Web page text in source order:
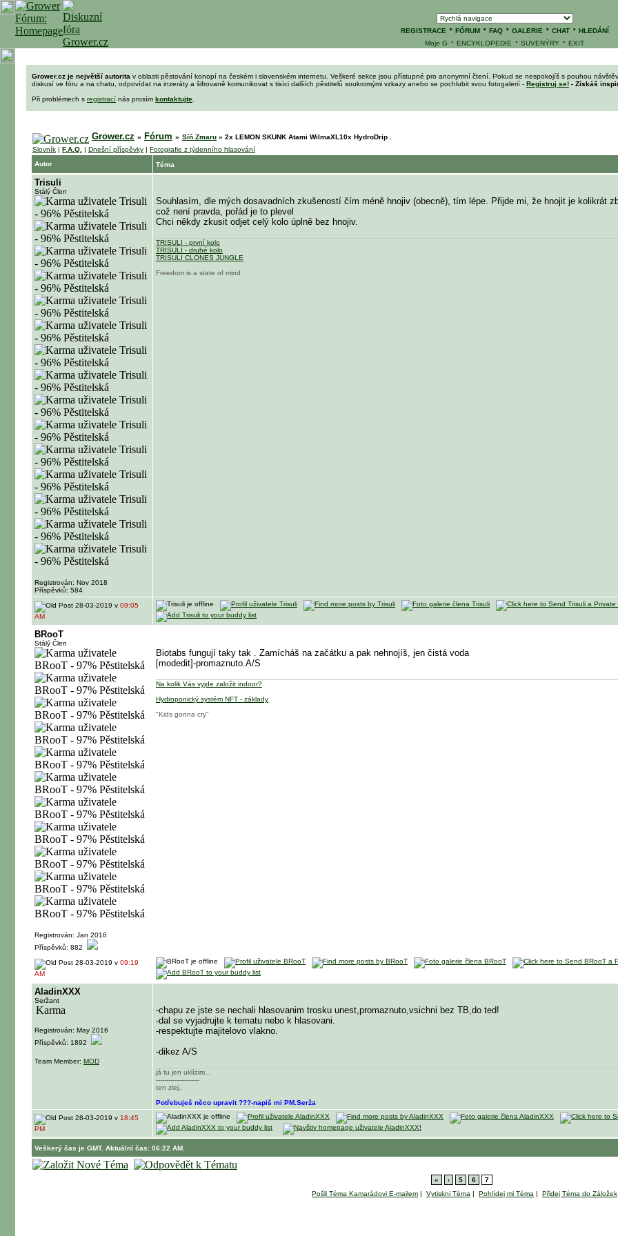
REGISTRACE · FÓRUM· FAQ· GALERIE · CHAT· HLEDÁNÍ
Moje G · ENCYKLOPEDIE · SUVENÝRY · EXIT
Grower.cz je největší autorita v oblasti pěstování konopí na českém i slovenském internetu. Veškeré sekce jsou přístupné pro anonymní čtení. Pokud se nespokojíš s pouhou
diskusí ve fóru a na chatu, odpovídat na inzeráty a šifrovaně komunikovat s tisíci dalších pěstitelů soukromými vzkazy anebo se pochlubit svou fotogalerií - Registruj se! - Získáš
Při problémech s registrací nás prosím kontaktujte
Grower.cz » Fórum » Síň Zmaru » 2x LEMON SKUNK Atami WilmaXL10x HydroDrip .
Slovník | F.A.Q. | Dnešní příspěvky | Fotografie z týdenního hlasování
Autor
Téma
Trisuli
Stálý Člen
Registrován: Nov 2018
Příspěvků: 584
Souhlasím, dle mých dosavadních zkušeností čím méně hnojiv (obecně), tím lépe. Přijde mi, že hnojit je kolikrát
což není pravda, pořád je to plevel
Chci někdy zkusit odjet celý kolo úplně bez hnojiv.
TRISULI - první kolo
TRISULI - druhé kolo
TRISULI CLONES JUNGLE
Freedom is a state of mind
28-03-2019 v 09:05
AM
BRooT
Stálý Člen
Registrován: Jan 2016
Příspěvků: 882
Biotabs fungují taky tak . Zamícháš na začátku a pak nehnojíš, jen čistá voda
[modedit]-promaznuto.A/S
Na kolik Vás vyjde založit indoor?
Hydroponický systém NFT - základy
"Kids gonna cry"
28-03-2019 v 09:19
AM
AladinXXX
Seržant
Registrován: May 2016
Příspěvků: 1892
Team Member: MOD
-chapu ze jste se nechali hlasovanim trosku unest,promaznuto,vsichni bez TB,do ted!
-dal se vyjadrujte k tematu nebo k hlasovani.
-respektujte majitelovo vlakno.
-dikez A/S
já tu jen uklízim...
---------------------
ten zlej..
Potřebuješ něco upravit ???-napiš mi PM.Serža
28-03-2019 v 18:45
PM
Veškerý čas je GMT. Aktuální čas: 06:22 AM.
« ‹ 5 6
7
Pošli Téma Kamarádovi E-mailem | Vytiskni Téma | Pohlídej mi Téma | Přidej Téma do Záložek